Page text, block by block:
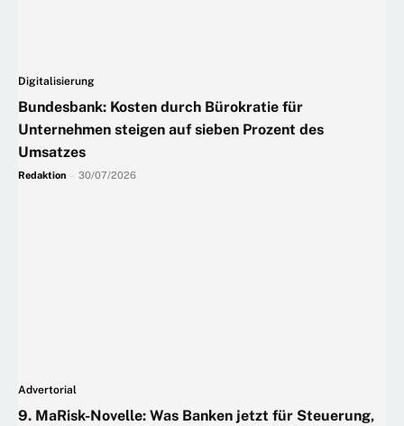
Digitalisierung
Bundesbank: Kosten durch Bürokratie für
Unternehmen steigen auf sieben Prozent des
Umsatzes
Redaktion 30/07/2026
Advertorial
9. MaRisk-Novelle: Was Banken jetzt für Steuerung,